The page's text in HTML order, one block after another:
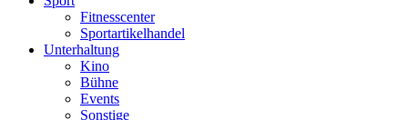
Fitnesscenter
Sportartikelhandel
Unterhaltung
Kino
Bühne
Events
Sonstige